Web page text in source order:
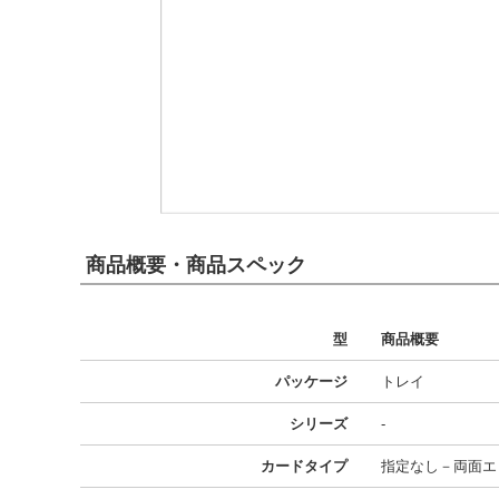
商品概要・商品スペック
型 商品概要
パッケージ トレイ
シリーズ -
カードタイプ 指定なし－両面